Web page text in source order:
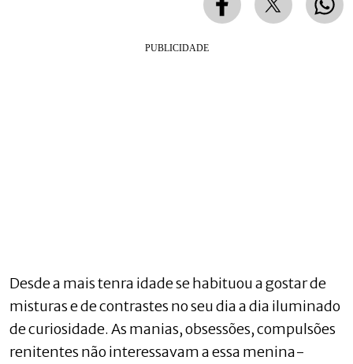
Desde a mais tenra idade se habituou a gostar de
misturas e de contrastes no seu dia a dia iluminado
de curiosidade. As manias, obsessões, compulsões
renitentes não interessavam a essa menina-